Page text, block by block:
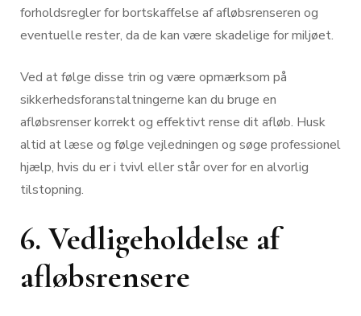
forholdsregler for bortskaffelse af afløbsrenseren og
eventuelle rester, da de kan være skadelige for miljøet.
Ved at følge disse trin og være opmærksom på
sikkerhedsforanstaltningerne kan du bruge en
afløbsrenser korrekt og effektivt rense dit afløb. Husk
altid at læse og følge vejledningen og søge professionel
hjælp, hvis du er i tvivl eller står over for en alvorlig
tilstopning.
6. Vedligeholdelse af
afløbsrensere